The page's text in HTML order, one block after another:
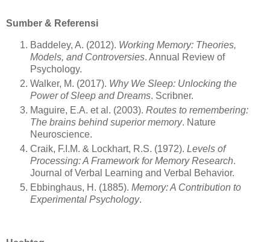
Sumber & Referensi
Baddeley, A. (2012). Working Memory: Theories,
Models, and Controversies. Annual Review of
Psychology.
Walker, M. (2017). Why We Sleep: Unlocking the
Power of Sleep and Dreams. Scribner.
Maguire, E.A. et al. (2003). Routes to remembering:
The brains behind superior memory. Nature
Neuroscience.
Craik, F.I.M. & Lockhart, R.S. (1972). Levels of
Processing: A Framework for Memory Research.
Journal of Verbal Learning and Verbal Behavior.
Ebbinghaus, H. (1885). Memory: A Contribution to
Experimental Psychology.